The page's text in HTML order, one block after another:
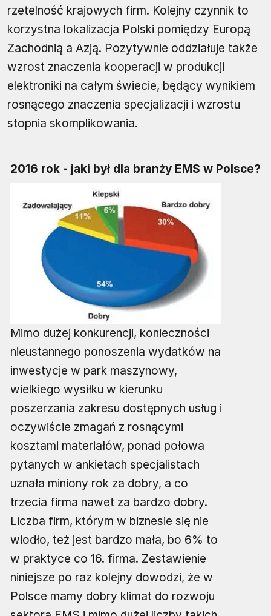
rzetelność krajowych firm. Kolejny czynnik to
korzystna lokalizacja Polski pomiędzy Europą
Zachodnią a Azją. Pozytywnie oddziałuje także
wzrost znaczenia kooperacji w produkcji
elektroniki na całym świecie, będący wynikiem
rosnącego znaczenia specjalizacji i wzrostu
stopnia skomplikowania.
2016 rok - jaki był dla branży EMS w Polsce?
Mimo dużej konkurencji, konieczności
nieustannego ponoszenia wydatków na
inwestycje w park maszynowy,
wielkiego wysiłku w kierunku
poszerzania zakresu dostępnych usług i
oczywiście zmagań z rosnącymi
kosztami materiałów, ponad połowa
pytanych w ankietach specjalistach
uznała miniony rok za dobry, a co
trzecia firma nawet za bardzo dobry.
Liczba firm, którym w biznesie się nie
wiodło, też jest bardzo mała, bo 6% to
w praktyce co 16. firma. Zestawienie
niniejsze po raz kolejny dowodzi, że w
Polsce mamy dobry klimat do rozwoju